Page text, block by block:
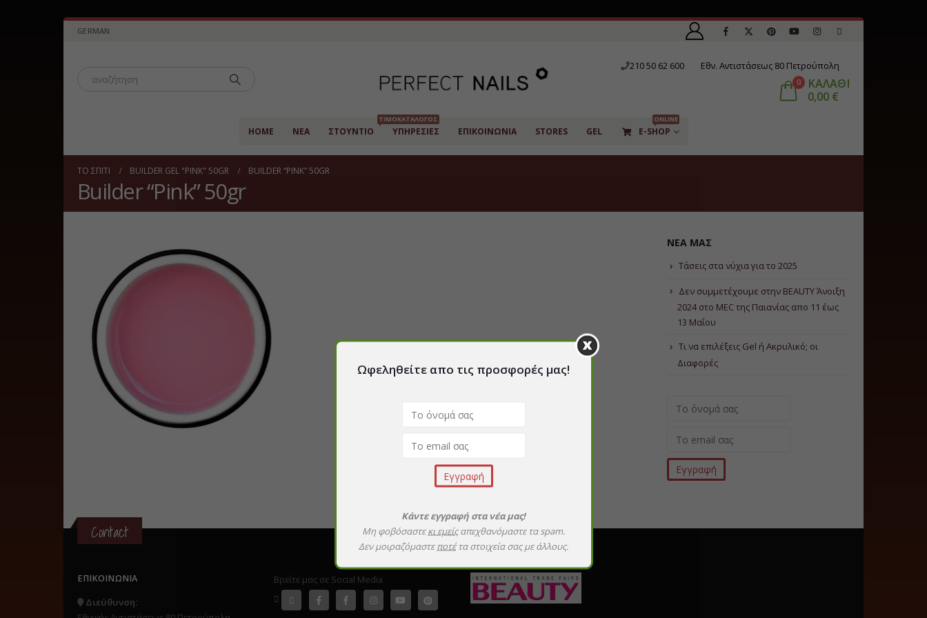
GERMAN
210 50 62 600 Εθν. Αντιστάσεως 80 Πετρούπολη
0
ΚΑΛΑΘΙ
0,00 €
HOME ΝΈΑ ΣΤΟΎΝΤΙΟ ΥΠΗΡΕΣΊΕΣ
ΤΙΜΟΚΑΤΆΛΟΓΟΣ
ΕΠΙΚΟΙΝΩΝΊΑ STORES GEL E-SHOP
ONLINE
ΤΟ ΣΠΊΤΙ BUILDER GEL "PINK" 50GR BUILDER “PINK” 50GR
Builder “Pink” 50gr
ΝΈΑ ΜΑΣ
Τάσεις στα νύχια για το 2025
Δεν συμμετέχουμε στην BEAUTY Άνοιξη
2024 στο ΜΕC της Παιανίας απο 11 έως
13 Μαΐου
Τι να επιλέξεις Gel ή Ακρυλικό; οι
Διαφορές
Contact
ΕΠΙΚΟΙΝΩΝΊΑ
Διεύθυνση:
Βρείτε μας σε Social Media
Ωφεληθείτε απο τις προσφορές μας!
Κάντε εγγραφή στα νέα μας!
Μη φοβόσαστεκι εμείςαπεχθανόμαστε τα spam.
Δεν μοιραζόμαστε ποτέτα στοιχεία σας με άλλους.